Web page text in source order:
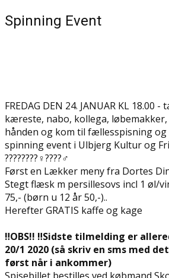
Spinning Event
FREDAG DEN 24. JANUAR KL 18.00
kæreste, nabo, kollega,
hånden og kom til fællesspisning
spinning event i Ulbjerg Kultur og
????????‍♀️????‍♂️
Først en Lækker meny fra Dortes
Stegt flæsk m persillesovs incl 1 øl/
75,- (børn u 12 år 50,-)..
Herefter GRATIS kaffe og kage
‼️OBS!! ‼️Sidste tilmelding er
20/1 2020 (så skriv en sms med
først når i ankommer)